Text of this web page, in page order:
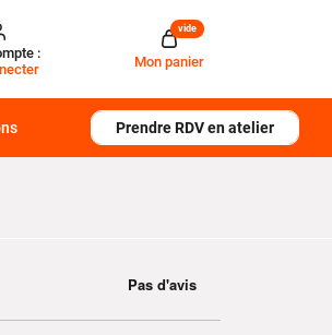
:
Mon panier
vide
Prendre RDV en atelier